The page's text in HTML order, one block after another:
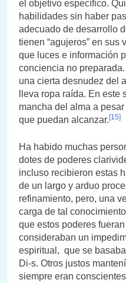
el objetivo específico.
habilidades sin haber
adecuado de desarrollo
tienen “agujeros” en sus
que luces e información
conciencia no
una cierta desnudez del
lleva ropa raída. En
mancha del alma a
que puedan alcanzar.[15]
Ha habido muchas
dotes de poderes
incluso recibieron estas
de un largo y arduo
refinamiento, pero, una
carga de tal
que estos poderes
consideraban un
espiritual, que se
Di-s. Otros justos
siempre eran